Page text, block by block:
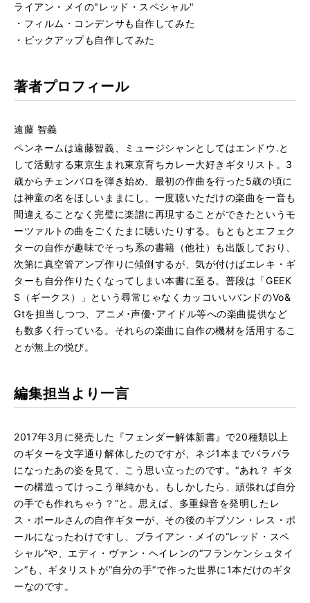
ライアン・メイの"レッド・スペシャル"
・フィルム・コンデンサも自作してみた
・ピックアップも自作してみた
著者プロフィール
遠藤 智義
ペンネームは遠藤智義、ミュージシャンとしてはエンドウ.と
して活動する東京生まれ東京育ちカレー大好きギタリスト。3
歳からチェンバロを弾き始め、最初の作曲を行った5歳の頃に
は神童の名をほしいままにし、一度聴いただけの楽曲を一音も
間違えることなく完璧に楽譜に再現することができたというモ
ーツァルトの曲をごくたまに聴いたりする。もともとエフェク
ターの自作が趣味でそっち系の書籍（他社）も出版しており、
次第に真空管アンプ作りに傾倒するが、気が付けばエレキ・ギ
ターも自分作りたくなってしまい本書に至る。普段は「GEEK
S（ギークス）」という尋常じゃなくカッコいいバンドのVo&
Gtを担当しつつ、アニメ･声優･アイドル等への楽曲提供など
も数多く行っている。それらの楽曲に自作の機材を活用するこ
とが無上の悦び。
編集担当より一言
2017年3月に発売した『フェンダー解体新書』で20種類以上
のギターを文字通り解体したのですが、ネジ1本までバラバラ
になったあの姿を見て、こう思い立ったのです。“あれ？ ギタ
ーの構造ってけっこう単純かも。もしかしたら、頑張れば自分
の手でも作れちゃう？”と。思えば、多重録音を発明したレ
ス・ポールさんの自作ギターが、その後のギブソン・レス・ポ
ールになったわけですし、ブライアン・メイの“レッド・スペ
シャル”や、エディ・ヴァン・ヘイレンの“フランケンシュタイ
ン”も、ギタリストが“自分の手”で作った世界に1本だけのギタ
ーなのです。